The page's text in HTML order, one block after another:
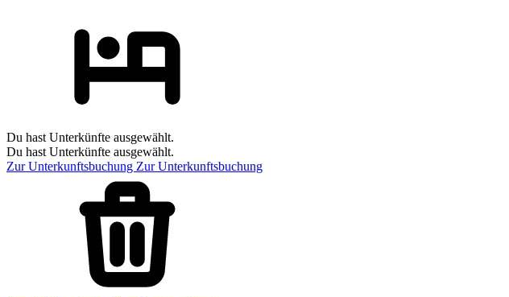
Du hast Unterkünfte ausgewählt.
Du hast Unterkünfte ausgewählt.
Zur Unterkunftsbuchung Zur Unterkunftsbuchung